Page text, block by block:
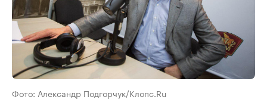
Фото: Александр Подгорчук/Клопс.Ru